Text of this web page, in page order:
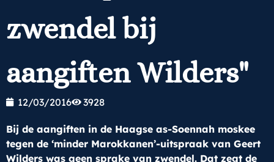
zwendel bij
aangiften Wilders"
12/03/2016 3928
Bij de aangiften in de Haagse as-Soennah moskee
tegen de ‘minder Marokkanen’-uitspraak van Geert
Wilders was geen sprake van zwendel. Dat zegt de